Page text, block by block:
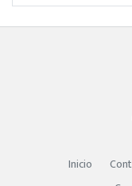
Inicio